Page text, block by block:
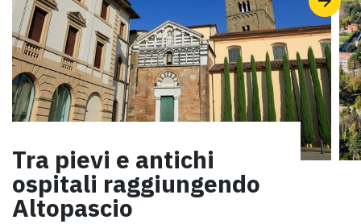
Tra pievi e antichi
ospitali raggiungendo
Altopascio